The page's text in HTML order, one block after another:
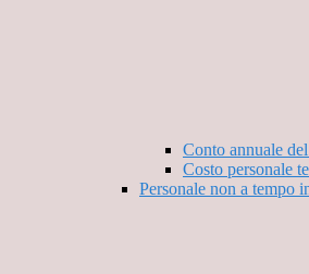
Conto annuale
Costo personale
Personale non a tempo